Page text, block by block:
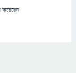
করেছেন